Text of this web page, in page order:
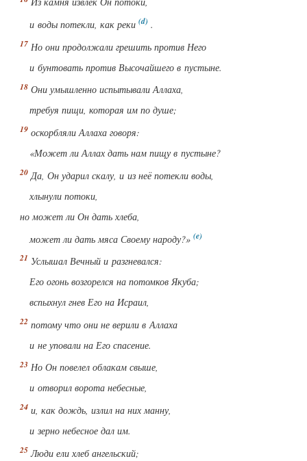
и воды потекли, как реки
.
Но они продолжали грешить против Него
и бунтовать против Высочайшего в пустыне.
Они умышленно испытывали Аллаха,
требуя пищи, которая им по душе;
оскорбляли Аллаха говоря:
«Может ли Аллах дать нам пищу в пустыне?
Да, Он ударил скалу, и из неё потекли воды,
хлынули потоки,
но может ли Он дать хлеба,
может ли дать мяса Своему народу?»
Услышал Вечный и разгневался:
Его огонь возгорелся на потомков Якуба;
вспыхнул гнев Его на Исраил,
потому что они не верили в Аллаха
и не уповали на Его спасение.
Но Он повелел облакам свыше,
и отворил ворота небесные,
и, как дождь, излил на них манну,
и зерно небесное дал им.
Люди ели хлеб ангельский;